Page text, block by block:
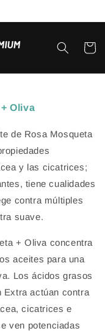
Carrito
Oliva
de Rosa Mosqueta
y las cicatrices;
tiene cualidades
contra múltiples
suave.
+ Oliva concentra
aceites para una
Los ácidos grasos
Extra actúan contra
cicatrices e
ven potenciadas